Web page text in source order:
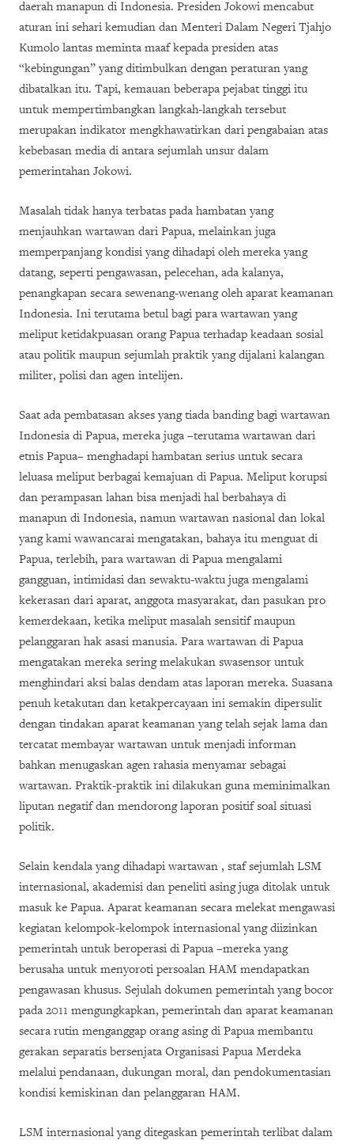
daerah manapun di Indonesia. Presiden Jokowi mencabut
aturan ini sehari kemudian dan Menteri Dalam Negeri Tjahjo
Kumolo lantas meminta maaf kepada presiden atas
“kebingungan” yang ditimbulkan dengan peraturan yang
dibatalkan itu. Tapi, kemauan beberapa pejabat tinggi itu
untuk mempertimbangkan langkah-langkah tersebut
merupakan indikator mengkhawatirkan dari pengabaian atas
kebebasan media di antara sejumlah unsur dalam
pemerintahan Jokowi.
Masalah tidak hanya terbatas pada hambatan yang
menjauhkan wartawan dari Papua, melainkan juga
memperpanjang kondisi yang dihadapi oleh mereka yang
datang, seperti pengawasan, pelecehan, ada kalanya,
penangkapan secara sewenang-wenang oleh aparat keamanan
Indonesia. Ini terutama betul bagi para wartawan yang
meliput ketidakpuasan orang Papua terhadap keadaan sosial
atau politik maupun sejumlah praktik yang dijalani kalangan
militer, polisi dan agen intelijen.
Saat ada pembatasan akses yang tiada banding bagi wartawan
Indonesia di Papua, mereka juga –terutama wartawan dari
etnis Papua– menghadapi hambatan serius untuk secara
leluasa meliput berbagai kemajuan di Papua. Meliput korupsi
dan perampasan lahan bisa menjadi hal berbahaya di
manapun di Indonesia, namun wartawan nasional dan lokal
yang kami wawancarai mengatakan, bahaya itu menguat di
Papua, terlebih, para wartawan di Papua mengalami
gangguan, intimidasi dan sewaktu-waktu juga mengalami
kekerasan dari aparat, anggota masyarakat, dan pasukan pro
kemerdekaan, ketika meliput masalah sensitif maupun
pelanggaran hak asasi manusia. Para wartawan di Papua
mengatakan mereka sering melakukan swasensor untuk
menghindari aksi balas dendam atas laporan mereka. Suasana
penuh ketakutan dan ketakpercayaan ini semakin dipersulit
dengan tindakan aparat keamanan yang telah sejak lama dan
tercatat membayar wartawan untuk menjadi informan
bahkan menugaskan agen rahasia menyamar sebagai
wartawan. Praktik-praktik ini dilakukan guna meminimalkan
liputan negatif dan mendorong laporan positif soal situasi
politik.
Selain kendala yang dihadapi wartawan , staf sejumlah LSM
internasional, akademisi dan peneliti asing juga ditolak untuk
masuk ke Papua. Aparat keamanan secara melekat mengawasi
kegiatan kelompok-kelompok internasional yang diizinkan
pemerintah untuk beroperasi di Papua –mereka yang
berusaha untuk menyoroti persoalan HAM mendapatkan
pengawasan khusus. Sejulah dokumen pemerintah yang bocor
pada 2011 mengungkapkan, pemerintah dan aparat keamanan
secara rutin menganggap orang asing di Papua membantu
gerakan separatis bersenjata Organisasi Papua Merdeka
melalui pendanaan, dukungan moral, dan pendokumentasian
kondisi kemiskinan dan pelanggaran HAM.
LSM internasional yang ditegaskan pemerintah terlibat dalam